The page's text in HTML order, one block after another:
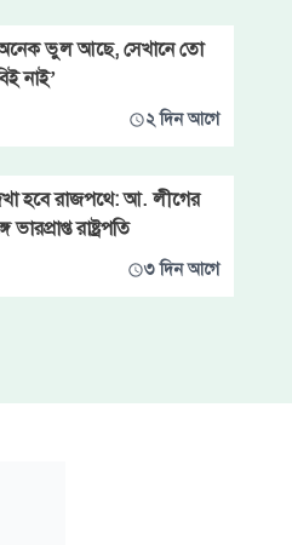
অনেক ভুল আছে, সেখানে তো
নাই’
২ দিন আগে
হবে রাজপথে: আ. লীগের
রাষ্ট্রপতি
৩ দিন আগে